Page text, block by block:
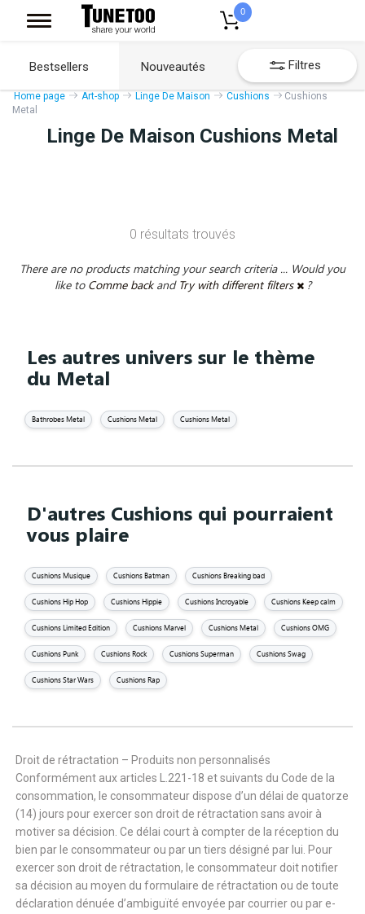
0
Bestsellers Nouveautés Filtres
Home page Art-shop Linge De Maison Cushions
Cushions
Metal
Linge De Maison Cushions Metal
0 résultats trouvés
There are no products matching your search criteria ... Would you
like to Comme back and Try with different filters ?
Les autres univers sur le thème
du Metal
Bathrobes Metal Cushions Metal Cushions Metal
D'autres Cushions qui pourraient
vous plaire
Cushions Musique Cushions Batman Cushions Breaking bad
Cushions Hip Hop Cushions Hippie Cushions Incroyable Cushions Keep calm
Cushions Limited Edition Cushions Marvel Cushions Metal Cushions OMG
Cushions Punk Cushions Rock Cushions Superman Cushions Swag
Cushions Star Wars Cushions Rap
Droit de rétractation – Produits non personnalisés
Conformément aux articles L.221-18 et suivants du Code de la
consommation, le consommateur dispose d’un délai de quatorze
(14) jours pour exercer son droit de rétractation sans avoir à
motiver sa décision. Ce délai court à compter de la réception du
bien par le consommateur ou par un tiers désigné par lui. Pour
exercer son droit de rétractation, le consommateur doit notifier
sa décision au moyen du formulaire de rétractation ou de toute
déclaration dénuée d’ambiguïté envoyée par courrier ou par e-